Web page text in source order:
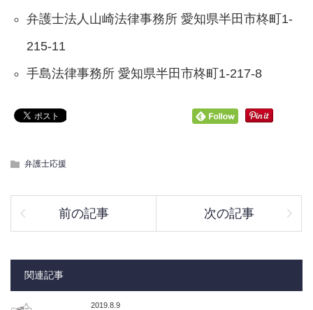
弁護士法人山崎法律事務所 愛知県半田市柊町1-
215-11
手島法律事務所 愛知県半田市柊町1-217-8
弁護士応援
前の記事 次の記事
関連記事
2019.8.9